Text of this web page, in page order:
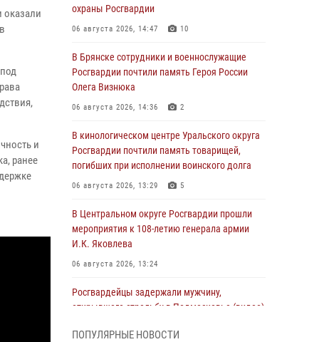
оказали
и
ранее
охраны Росгвардии
06 августа 2026, 14:47 10
В Брянске сотрудники и военнослужащие
Росгвардии почтили память Героя России
Олега Визнюка
06 августа 2026, 14:36 2
В кинологическом центре Уральского округа
Росгвардии почтили память товарищей,
погибших при исполнении воинского долга
06 августа 2026, 13:29 5
В Центральном округе Росгвардии прошли
мероприятия к 108‑летию генерала армии
И.К. Яковлева
06 августа 2026, 13:24
Росгвардейцы задержали мужчину,
открывшего стрельбу в Подмосковье (видео)
ПОПУЛЯРНЫЕ НОВОСТИ